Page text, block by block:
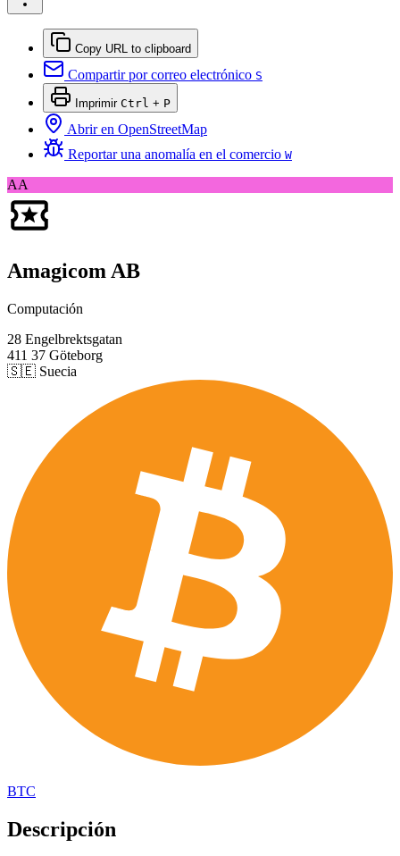
Copy URL to clipboard
Compartir por correo electrónico S
Imprimir Ctrl + P
Abrir en OpenStreetMap
Reportar una anomalía en el comercio W
AA
Amagicom AB
Computación
28 Engelbrektsgatan
411 37 Göteborg
🇸🇪 Suecia
BTC
Descripción